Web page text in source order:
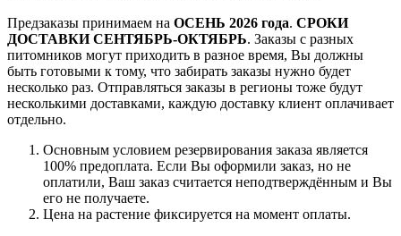
Предзаказы принимаем на ОСЕНЬ 2026 года. СРОКИ
ДОСТАВКИ СЕНТЯБРЬ-ОКТЯБРЬ. Заказы с разных
питомников могут приходить в разное время, Вы должны
быть готовыми к тому, что забирать заказы нужно будет
несколько раз. Отправляться заказы в регионы тоже будут
несколькими доставками, каждую доставку клиент оплачивает
отдельно.
Основным условием резервирования заказа является
100% предоплата. Если Вы оформили заказ, но не
оплатили, Ваш заказ считается неподтверждённым и Вы
его не получаете.
Цена на растение фиксируется на момент оплаты.